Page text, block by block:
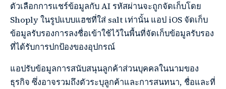
ตัวเลือกการแชร์ข้อมูลกับ AI รหัสผ่านจะถูกจัดเก็บโดย
Shoply ในรูปแบบแฮชที่ใส่ salt เท่านั้น แอป iOS จัดเก็บ
ข้อมูลรับรองการลงชื่อเข้าใช้ไว้ในพื้นที่จัดเก็บข้อมูลรับรอง
ที่ได้รับการปกป้องของอุปกรณ์
แอปรับข้อมูลการสนับสนุนลูกค้าส่วนบุคคลในนามของ
ธุรกิจ ซึ่งอาจรวมถึงตัวระบุลูกค้าและการสนทนา, ชื่อและที่